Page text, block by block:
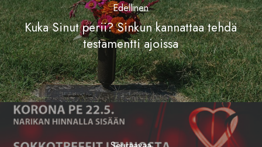
Edellinen
Kuka Sinut perii? Sinkun kannattaa tehdä
testamentti ajoissa